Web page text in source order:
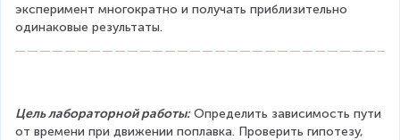
эксперимент многократно и получать приблизительно
одинаковые результаты.
Цель лабораторной работы: Определить зависимость пути
от времени при движении поплавка. Проверить гипотезу,